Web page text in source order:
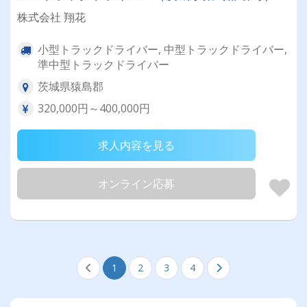
株式会社 翔花
小型トラックドライバー, 中型トラックドライバー,
準中型トラックドライバー
茨城県猿島郡
320,000円～400,000円
求人内容を見る
オンライン応募
1 2 3 4